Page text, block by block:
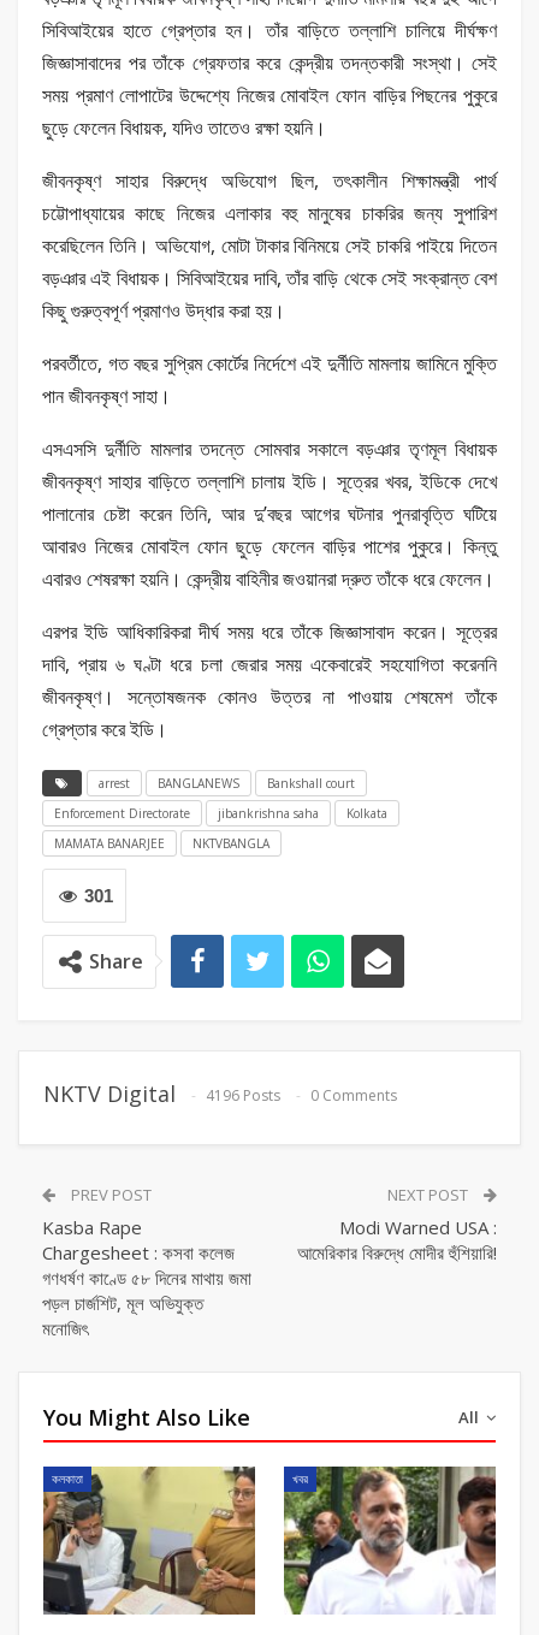
সিবিআইয়ের হাতে গ্রেপ্তার হন। তাঁর বাড়িতে তল্লাশি চালিয়ে দীর্ঘক্ষণ
জিজ্ঞাসাবাদের পর তাঁকে গ্রেফতার করে কেন্দ্রীয় তদন্তকারী সংস্থা। সেই
সময় প্রমাণ লোপাটের উদ্দেশ্যে নিজের মোবাইল ফোন বাড়ির পিছনের পুকুরে
ছুড়ে ফেলেন বিধায়ক, যদিও তাতেও রক্ষা হয়নি।
জীবনকৃষ্ণ সাহার বিরুদ্ধে অভিযোগ ছিল, তৎকালীন শিক্ষামন্ত্রী পার্থ
চট্টোপাধ্যায়ের কাছে নিজের এলাকার বহু মানুষের চাকরির জন্য সুপারিশ
করেছিলেন তিনি। অভিযোগ, মোটা টাকার বিনিময়ে সেই চাকরি পাইয়ে দিতেন
বড়ঞার এই বিধায়ক। সিবিআইয়ের দাবি, তাঁর বাড়ি থেকে সেই সংক্রান্ত বেশ
কিছু গুরুত্বপূর্ণ প্রমাণও উদ্ধার করা হয়।
পরবর্তীতে, গত বছর সুপ্রিম কোর্টের নির্দেশে এই দুর্নীতি মামলায় জামিনে মুক্তি
পান জীবনকৃষ্ণ সাহা।
এসএসসি দুর্নীতি মামলার তদন্তে সোমবার সকালে বড়ঞার তৃণমূল বিধায়ক
জীবনকৃষ্ণ সাহার বাড়িতে তল্লাশি চালায় ইডি। সূত্রের খবর, ইডিকে দেখে
পালানোর চেষ্টা করেন তিনি, আর দু’বছর আগের ঘটনার পুনরাবৃত্তি ঘটিয়ে
আবারও নিজের মোবাইল ফোন ছুড়ে ফেলেন বাড়ির পাশের পুকুরে। কিন্তু
এবারও শেষরক্ষা হয়নি। কেন্দ্রীয় বাহিনীর জওয়ানরা দ্রুত তাঁকে ধরে ফেলেন।
এরপর ইডি আধিকারিকরা দীর্ঘ সময় ধরে তাঁকে জিজ্ঞাসাবাদ করেন। সূত্রের
দাবি, প্রায় ৬ ঘণ্টা ধরে চলা জেরার সময় একেবারেই সহযোগিতা করেননি
জীবনকৃষ্ণ। সন্তোষজনক কোনও উত্তর না পাওয়ায় শেষমেশ তাঁকে
গ্রেপ্তার করে ইডি।
arrest BANGLANEWS
Bankshall court
Enforcement Directorate
jibankrishna saha
Kolkata
MAMATA BANARJEE
NKTVBANGLA
301
Share
NKTV Digital 4196 Posts 0 Comments
PREV POST
Kasba Rape
Chargesheet : কসবা কলেজ
গণধর্ষণ কাণ্ডে ৫৮ দিনের মাথায় জমা
পড়ল চার্জশিট, মূল অভিযুক্ত
মনোজিৎ
NEXT POST
Modi Warned USA :
আমেরিকার বিরুদ্ধে মোদীর হুঁশিয়ারি!
All
You Might Also Like
কলকাতা খবর